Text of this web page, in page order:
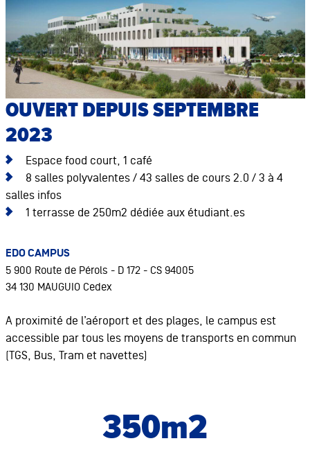
OUVERT DEPUIS SEPTEMBRE
2023
Espace food court, 1 café
8 salles polyvalentes / 43 salles de cours 2.0 / 3 à 4
salles infos
1 terrasse de 250m2 dédiée aux étudiant.es
EDO CAMPUS
5 900 Route de Pérols - D 172 - CS 94005
34 130 MAUGUIO Cedex
A proximité de l’aéroport et des plages, le campus est
accessible par tous les moyens de transports en commun
(TGS, Bus, Tram et navettes)
350m2